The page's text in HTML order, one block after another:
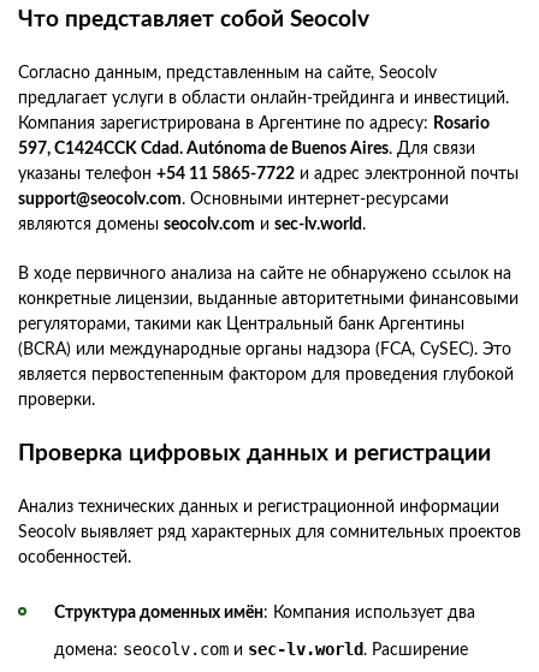
Что представляет собой Seocolv
Согласно данным, представленным на сайте, Seocolv
предлагает услуги в области онлайн-трейдинга и инвестиций.
Компания зарегистрирована в Аргентине по адресу: Rosario
597, C1424CCK Cdad. Autónoma de Buenos Aires. Для связи
указаны телефон +54 11 5865-7722 и адрес электронной почты
support@seocolv.com. Основными интернет-ресурсами
являются домены seocolv.com и sec-lv.world.
В ходе первичного анализа на сайте не обнаружено ссылок на
конкретные лицензии, выданные авторитетными финансовыми
регуляторами, такими как Центральный банк Аргентины
(BCRA) или международные органы надзора (FCA, CySEC). Это
является первостепенным фактором для проведения глубокой
проверки.
Проверка цифровых данных и регистрации
Анализ технических данных и регистрационной информации
Seocolv выявляет ряд характерных для сомнительных проектов
особенностей.
Структура доменных имён: Компания использует два
домена: seocolv.com и sec-lv.world. Расширение